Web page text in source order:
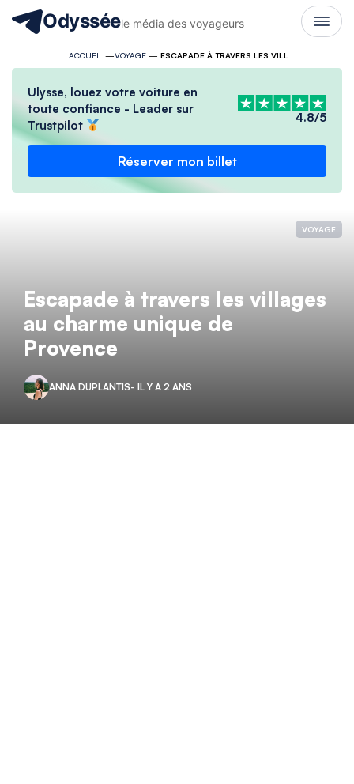
Odysséele média des voyageurs
ACCUEIL —VOYAGE—
Ulysse, louez votre voiture en
toute confiance - Leader sur
Trustpilot
4.8/5
Réserver mon billet
VOYAGE
Escapade à travers les villages
au charme unique de
Provence
ANNA DUPLANTIS- IL Y A 2 ANS